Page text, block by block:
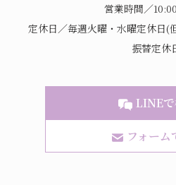
営業時間／
定休日／毎週火曜・水曜定休日(
振替定休
LINE
フォーム